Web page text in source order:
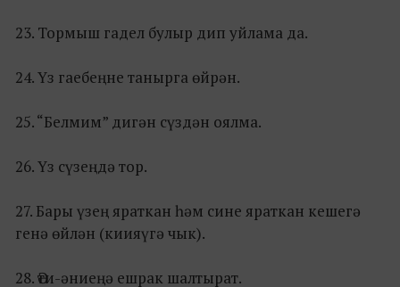
23. Тормыш гадел булыр дип уйлама да.
24. Үз гаебеңне танырга өйрән.
25. “Белмим” дигән сүздән оялма.
26. Үз сүзеңдә тор.
27. Бары үзең яраткан һәм сине яраткан кешегә
генә өйлән (киияүгә чык).
28. Әти-әниеңә ешрак шалтырат.